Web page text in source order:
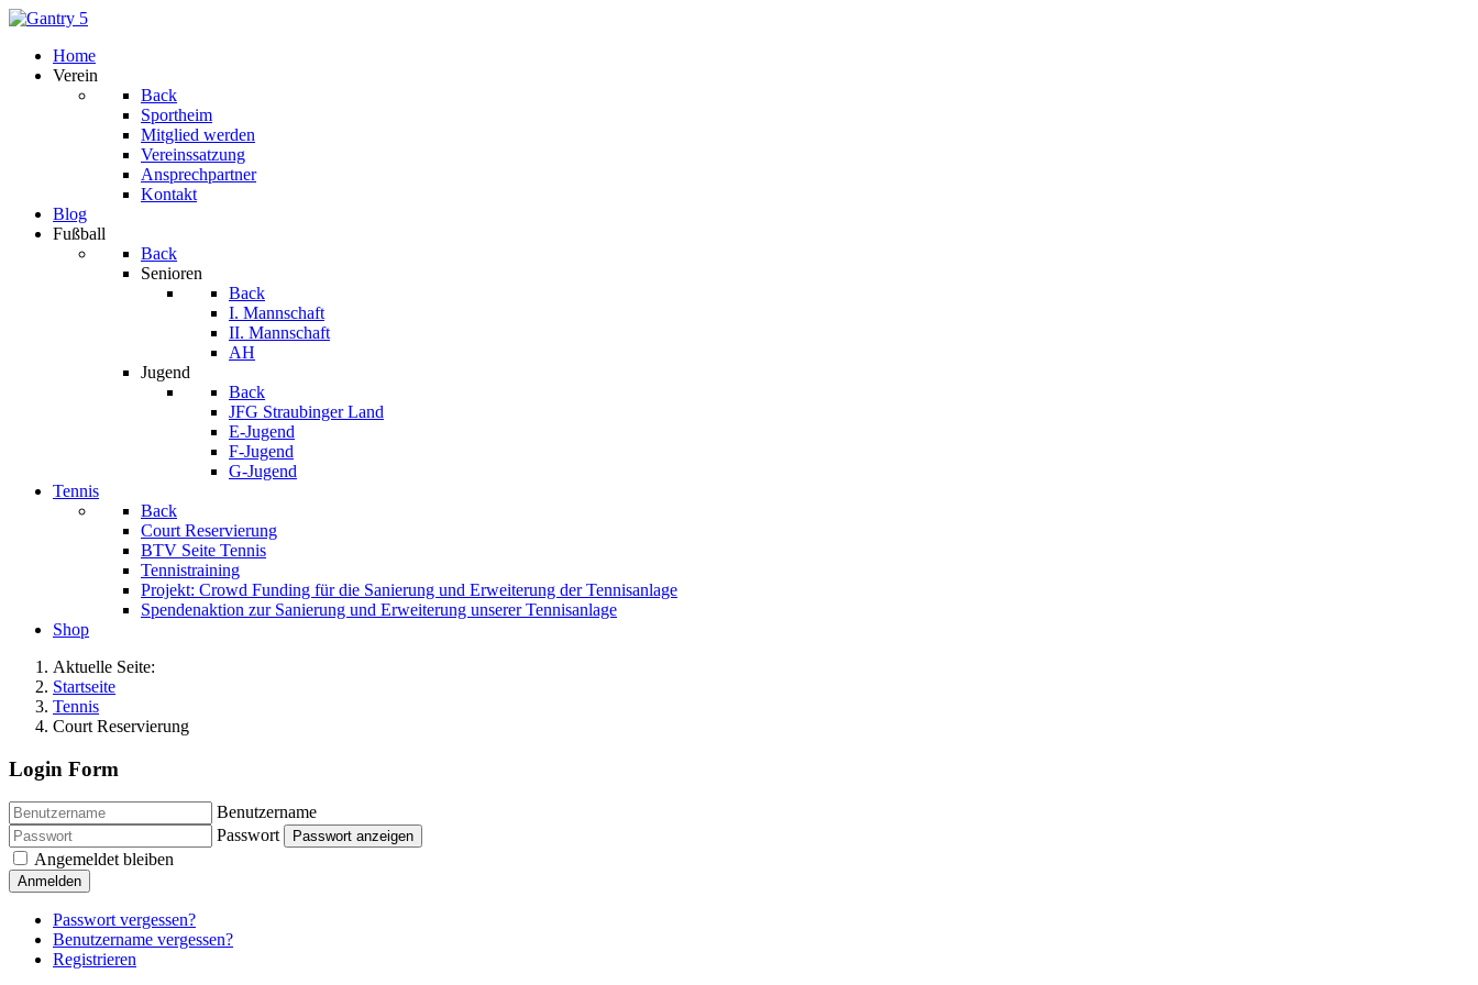
Home
Verein
Back
Sportheim
Mitglied werden
Vereinssatzung
Ansprechpartner
Kontakt
Blog
Fußball
Back
Senioren
Back
I. Mannschaft
II. Mannschaft
AH
Jugend
Back
JFG Straubinger Land
E-Jugend
F-Jugend
G-Jugend
Tennis
Back
Court Reservierung
BTV Seite Tennis
Tennistraining
Projekt: Crowd Funding für die Sanierung und Erweiterung der Tennisanlage
Spendenaktion zur Sanierung und Erweiterung unserer Tennisanlage
Shop
Aktuelle Seite:
Startseite
Tennis
Court Reservierung
Login Form
Benutzername
Passwort
Passwort anzeigen
Angemeldet bleiben
Anmelden
Passwort vergessen?
Benutzername vergessen?
Registrieren